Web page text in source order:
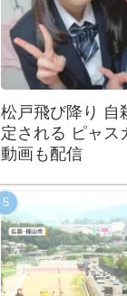
松戸飛び降り 自
定される ピャス
動画も配信